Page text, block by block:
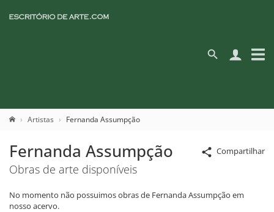
Artistas Fernanda Assumpção
Compartilhar
Fernanda Assumpção
Obras de arte disponíveis
No momento não possuimos obras de Fernanda Assumpção em
nosso acervo.